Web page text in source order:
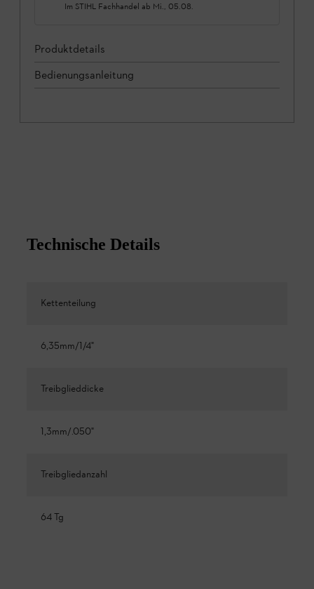
Im STIHL Fachhandel ab Mi., 05.08.
Produktdetails
Bedienungsanleitung
Technische Details
Kettenteilung
6,35mm/1/4"
Treibglieddicke
1,3mm/.050"
Treibgliedanzahl
64 Tg